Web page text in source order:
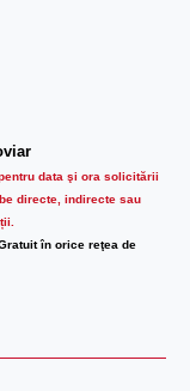
data şi ora solicitării
directe, indirecte sau
în orice reţea de